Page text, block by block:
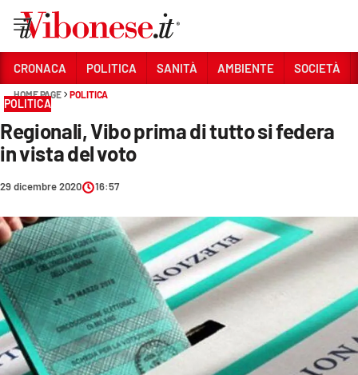
Sezioni
CRONACA
POLITICA
SANITÀ
AMBIENTE
SOCIETÀ
CULTURA
ECONOMIA E LAVORO
EVENTI
CRONACA POLITICA SANITÀ AMBIENTE SOCIETÀ
HOME PAGE POLITICA
POLITICA
Regionali, Vibo prima di tutto si federa
in vista del voto
29 dicembre 2020 16:57